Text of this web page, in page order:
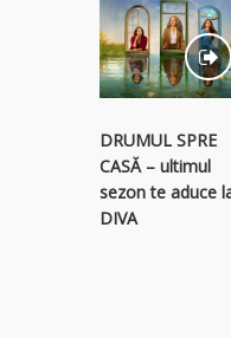
DRUMUL SPRE
CASĂ – ultimul
sezon te aduce
DIVA